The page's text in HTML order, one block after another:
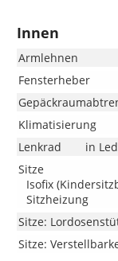
Innen
Armlehnen
Fensterheber
Klimatisierung
Lenkrad
in
Sitze
Isofix
Sitzheizung
Sitze:
Sitze: